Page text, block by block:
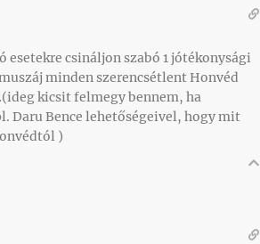
esetekre csináljon szabó 1 jótékonysági
minden szerencsétlent Honvéd
kicsit felmegy bennem, ha
Daru Bence lehetőségeivel, hogy mit
)